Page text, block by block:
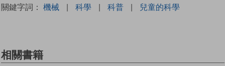
關鍵字詞： 機械 | 科學 | 科普 | 兒童的科學
相關書籍